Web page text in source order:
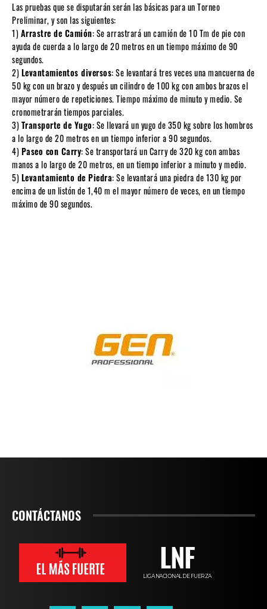
Las pruebas que se disputarán serán las básicas para un Torneo
Preliminar, y son las siguientes:
1)Arrastre de Camión: Se arrastrará un camión de 10 Tm de pie con
ayuda de cuerda a lo largo de 20 metros en un tiempo máximo de 90
segundos.
2)Levantamientos diversos: Se levantará tres veces una mancuerna de
50 kg con un brazo y después un cilindro de 100 kg con ambos brazos el
mayor número de repeticiones. Tiempo máximo de minuto y medio. Se
cronometrarán tiempos parciales.
3)Transporte de Yugo: Se llevará un yugo de 350 kg sobre los hombros
a lo largo de 20 metros en un tiempo inferior a 90 segundos.
4)Paseo con Carry: Se transportará un Carry de 320 kg con ambas
manos a lo largo de 20 metros, en un tiempo inferior a minuto y medio.
5)Levantamiento de Piedra: Se levantará una piedra de 130 kg por
encima de un listón de 1,40 m el mayor número de veces, en un tiempo
máximo de 90 segundos.
CONTÁCTANOS
LNF
LIGA NACIONAL DE FUERZA